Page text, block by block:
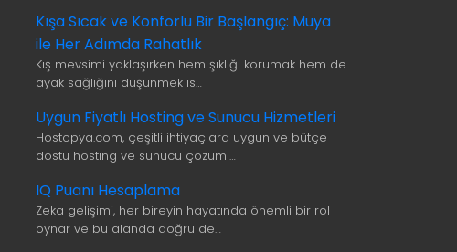
Kışa Sıcak ve Konforlu Bir Başlangıç: Muya
ile Her Adımda Rahatlık
Kış mevsimi yaklaşırken hem şıklığı korumak hem de
ayak sağlığını düşünmek is…
Uygun Fiyatlı Hosting ve Sunucu Hizmetleri
Hostopya.com, çeşitli ihtiyaçlara uygun ve bütçe
dostu hosting ve sunucu çözüml…
IQ Puanı Hesaplama
Zeka gelişimi, her bireyin hayatında önemli bir rol
oynar ve bu alanda doğru de…